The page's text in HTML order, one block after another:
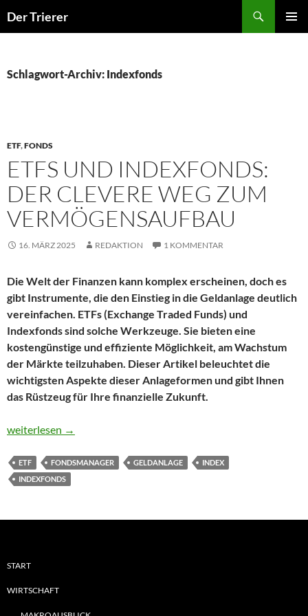
Inhalt
Der Trierer
Schlagwort-Archiv: Indexfonds
ETF,FONDS
ETFS UND INDEXFONDS:
DER CLEVERE WEG ZUM
VERMÖGENSAUFBAU
16. MÄRZ 2025 REDAKTION 1 KOMMENTAR
Die Welt der Finanzen kann komplex erscheinen, doch es
gibt Instrumente, die den Einstieg in die Geldanlage deutlich
vereinfachen. ETFs (Exchange Traded Funds) und
Indexfonds sind solche Werkzeuge. Sie bieten eine
kostengünstige und effiziente Möglichkeit, am Wachstum
der Märkte teilzuhaben. Dieser Artikel beleuchtet die
wichtigsten Aspekte dieser Anlageformen und gibt Ihnen
das Rüstzeug für Ihre finanzielle Zukunft.
ETFs und Indexfonds: Der clevere Weg zum Vermögensaufbau
weiterlesen →
ETF FONDSMANAGER GELDANLAGE
INDEX
INDEXFONDS
START
WIRTSCHAFT